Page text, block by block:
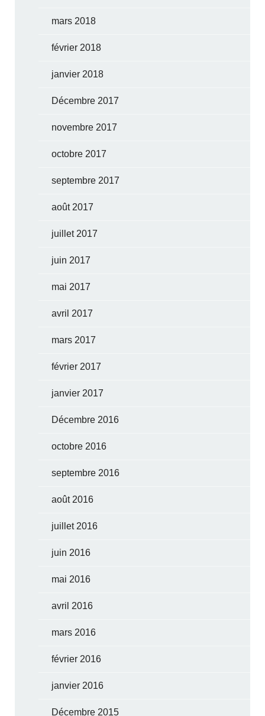
mars 2018
février 2018
janvier 2018
Décembre 2017
novembre 2017
octobre 2017
septembre 2017
août 2017
juillet 2017
juin 2017
mai 2017
avril 2017
mars 2017
février 2017
janvier 2017
Décembre 2016
octobre 2016
septembre 2016
août 2016
juillet 2016
juin 2016
mai 2016
avril 2016
mars 2016
février 2016
janvier 2016
Décembre 2015